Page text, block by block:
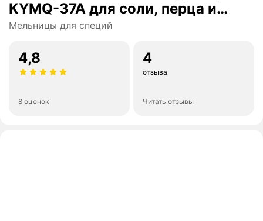
KYMQ-37A для соли, перца и
других специй
Мельницы для специй
4,8
8 оценок
4
отзыва
Читать отзывы